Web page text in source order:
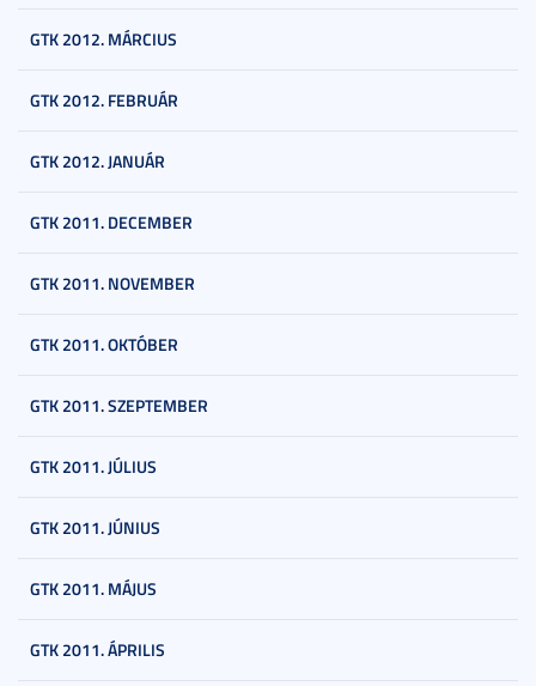
GTK 2012. MÁRCIUS
GTK 2012. FEBRUÁR
GTK 2012. JANUÁR
GTK 2011. DECEMBER
GTK 2011. NOVEMBER
GTK 2011. OKTÓBER
GTK 2011. SZEPTEMBER
GTK 2011. JÚLIUS
GTK 2011. JÚNIUS
GTK 2011. MÁJUS
GTK 2011. ÁPRILIS